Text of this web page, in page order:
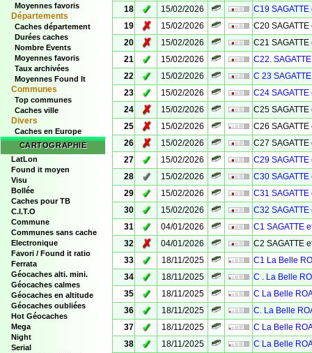
Moyennes favoris
Départements
Caches département
Durées caches
Nombre Events
Moyennes favoris
Taux archivées
Moyennes Found It
Communes
Top communes
Caches ville
Divers
Caches en Europe
CARTOGRAPHIE
LatLon
Found it moyen
Visu
Bollée
Caches pour TB
C.I.T.O
Commune
Communes sans cache
Electronique
Favori / Found it ratio
Ferrata
Géocaches alti. mini.
Géocaches calmes
Géocaches en altitude
Géocaches oubliées
Hot Géocaches
Mega
Night
Serial
18
✓ 15/02/2026
C19 SAGATTE
19
✗ 15/02/2026
C20 SAGATTE
20
✗ 15/02/2026
C21 SAGATTE
21
✓ 15/02/2026
C22.
22
✓ 15/02/2026
C 23
23
✓ 15/02/2026
C24 SAGATTE
24
✗ 15/02/2026
C25 SAGATTE
25
✗ 15/02/2026
C26 SAGATTE
26
✗ 15/02/2026
C27 SAGATTE
27
✓ 15/02/2026
C29 SAGATTE
28
✓ 15/02/2026
C30 SAGATTE
29
✓ 15/02/2026
C31 SAGATTE
30
✓ 15/02/2026
C32 SAGATTE
31
✓ 04/01/2026
C1 SAGATTE
32
✗ 04/01/2026
C2 SAGATTE
33
✓ 18/11/2025
C1 La Belle
34
✓ 18/11/2025
C . La Belle
35
✓ 18/11/2025
C La Belle
36
✓ 18/11/2025
C. La Belle
37
✓ 18/11/2025
C La Belle
38
✓ 18/11/2025
C La Belle